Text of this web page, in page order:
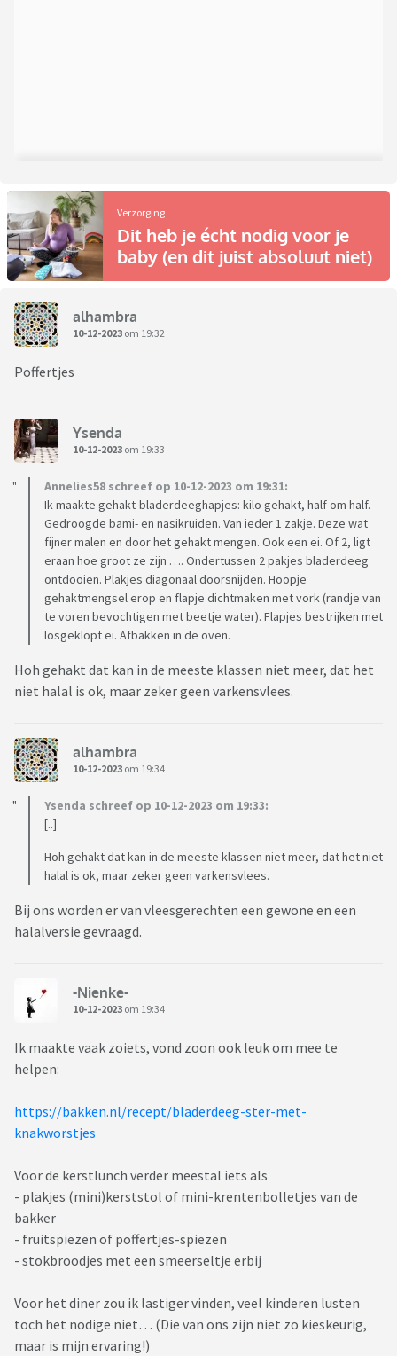
Verzorging
Dit heb je écht nodig voor je
baby (en dit juist absoluut niet)
alhambra
10-12-2023 om 19:32
Poffertjes
Ysenda
10-12-2023 om 19:33
Annelies58 schreef op 10-12-2023 om 19:31:
Ik maakte gehakt-bladerdeeghapjes: kilo gehakt, half om half.
Gedroogde bami- en nasikruiden. Van ieder 1 zakje. Deze wat
fijner malen en door het gehakt mengen. Ook een ei. Of 2, ligt
eraan hoe groot ze zijn …. Ondertussen 2 pakjes bladerdeeg
ontdooien. Plakjes diagonaal doorsnijden. Hoopje
gehaktmengsel erop en flapje dichtmaken met vork (randje van
te voren bevochtigen met beetje water). Flapjes bestrijken met
losgeklopt ei. Afbakken in de oven.
Hoh gehakt dat kan in de meeste klassen niet meer, dat het
niet halal is ok, maar zeker geen varkensvlees.
alhambra
10-12-2023 om 19:34
Ysenda schreef op 10-12-2023 om 19:33:
[..]
Hoh gehakt dat kan in de meeste klassen niet meer, dat het niet
halal is ok, maar zeker geen varkensvlees.
Bij ons worden er van vleesgerechten een gewone en een
halalversie gevraagd.
-Nienke-
10-12-2023 om 19:34
Ik maakte vaak zoiets, vond zoon ook leuk om mee te
helpen:
https://bakken.nl/recept/bladerdeeg-ster-met-
knakworstjes
Voor de kerstlunch verder meestal iets als
- plakjes (mini)kerststol of mini-krentenbolletjes van de
bakker
- fruitspiezen of poffertjes-spiezen
- stokbroodjes met een smeerseltje erbij
Voor het diner zou ik lastiger vinden, veel kinderen lusten
toch het nodige niet… (Die van ons zijn niet zo kieskeurig,
maar is mijn ervaring!)